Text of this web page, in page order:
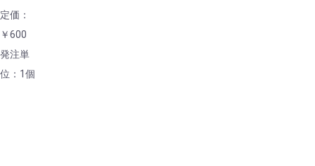
定価：
￥600
発注単
位：1個